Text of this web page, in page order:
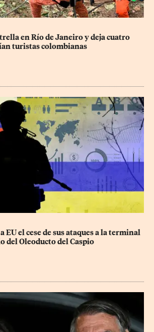
en Río de Janeiro y deja cuatro
turistas colombianas
EU el cese de sus ataques a la terminal
del Oleoducto del Caspio